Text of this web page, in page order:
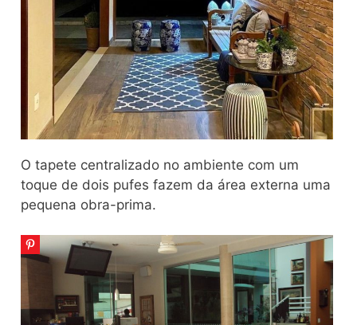
O tapete centralizado no ambiente com um
toque de dois pufes fazem da área externa uma
pequena obra-prima.